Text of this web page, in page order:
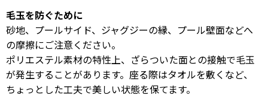
毛玉を防ぐために
砂地、プールサイド、ジャグジーの縁、プール壁面などへ
の摩擦にご注意ください。
ポリエステル素材の特性上、ざらついた面との接触で毛玉
が発生することがあります。座る際はタオルを敷くなど、
ちょっとした工夫で美しい状態を保てます。